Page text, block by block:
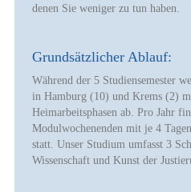
denen Sie weniger zu tun haben.
Grundsätzlicher Ablauf:
Während der 5 Studiensemester
in Hamburg (10) und Krems (2)
Heimarbeitsphasen ab. Pro Jahr
Modulwochenenden mit je 4
statt. Unser Studium umfasst 3
Wissenschaft und Kunst der